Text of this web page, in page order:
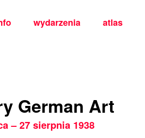
wydarzenia atlas
German Art
– 27 sierpnia 1938